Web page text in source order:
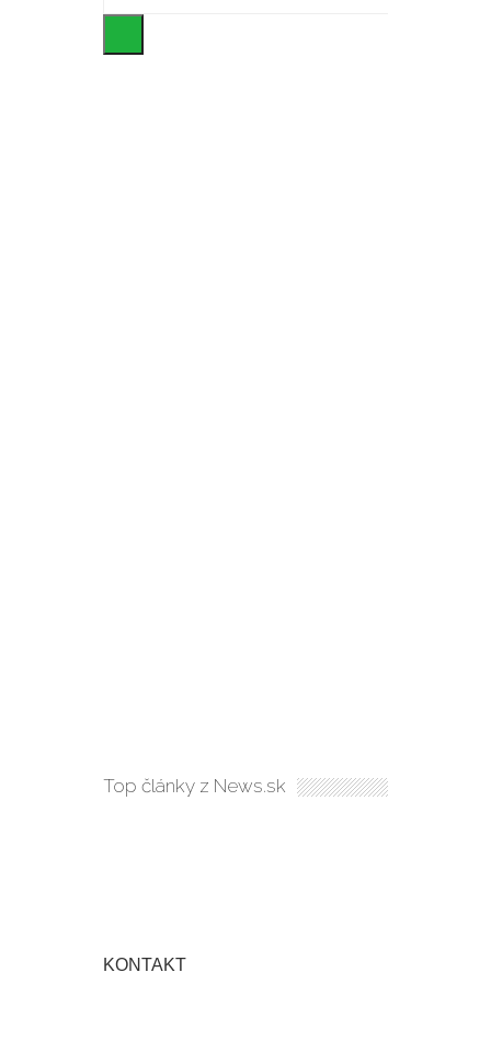
Top články z News.sk
KONTAKT